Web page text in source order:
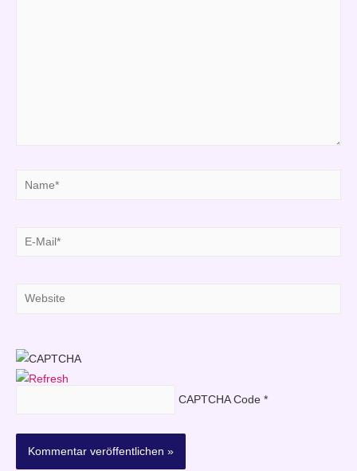
Name*
E-
Website
CAPTCHA Code*